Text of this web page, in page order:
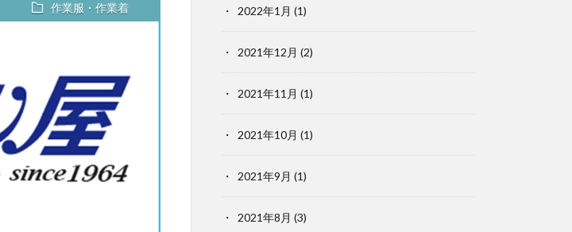
作業服・作業着 2022年1月 (1)
2021年12月 (2)
2021年11月 (1)
2021年10月 (1)
2021年9月 (1)
2021年8月 (3)